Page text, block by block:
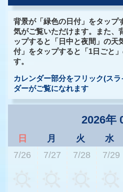
背景が「緑色の日付」をタップ
気がご覧いただけます。また、
ップすると「日中と夜間」の天
付」をタップすると「1日ごと
す。
カレンダー部分をフリック(ス
ダーがご覧になれます
2026年
日 月 火 水
7/26
7/27 7/28 7/29